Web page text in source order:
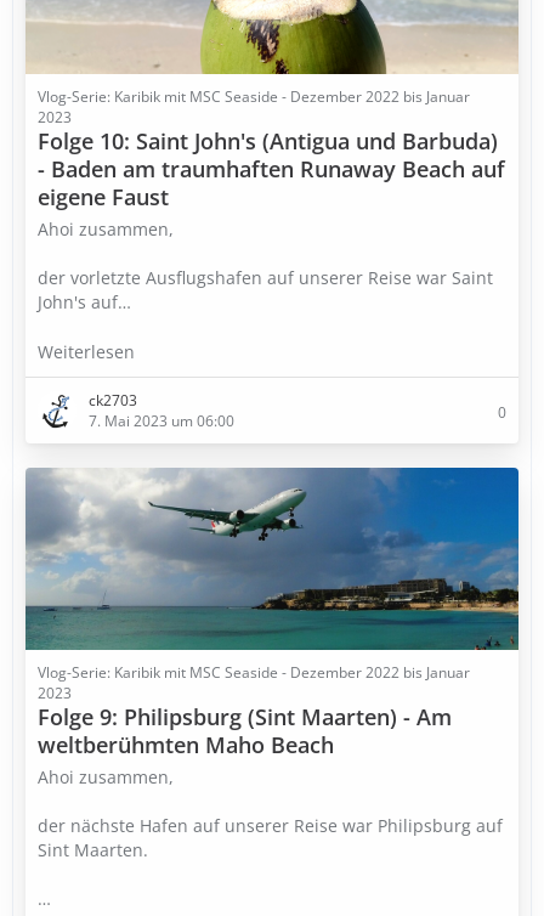
Vlog-Serie: Karibik mit MSC Seaside - Dezember 2022 bis Januar
2023
Folge 10: Saint John's (Antigua und Barbuda)
- Baden am traumhaften Runaway Beach auf
eigene Faust
Ahoi zusammen,
der vorletzte Ausflugshafen auf unserer Reise war Saint
John's auf…
Weiterlesen
ck2703
7. Mai 2023 um 06:00
0
Vlog-Serie: Karibik mit MSC Seaside - Dezember 2022 bis Januar
2023
Folge 9: Philipsburg (Sint Maarten) - Am
weltberühmten Maho Beach
Ahoi zusammen,
der nächste Hafen auf unserer Reise war Philipsburg auf
Sint Maarten.
…